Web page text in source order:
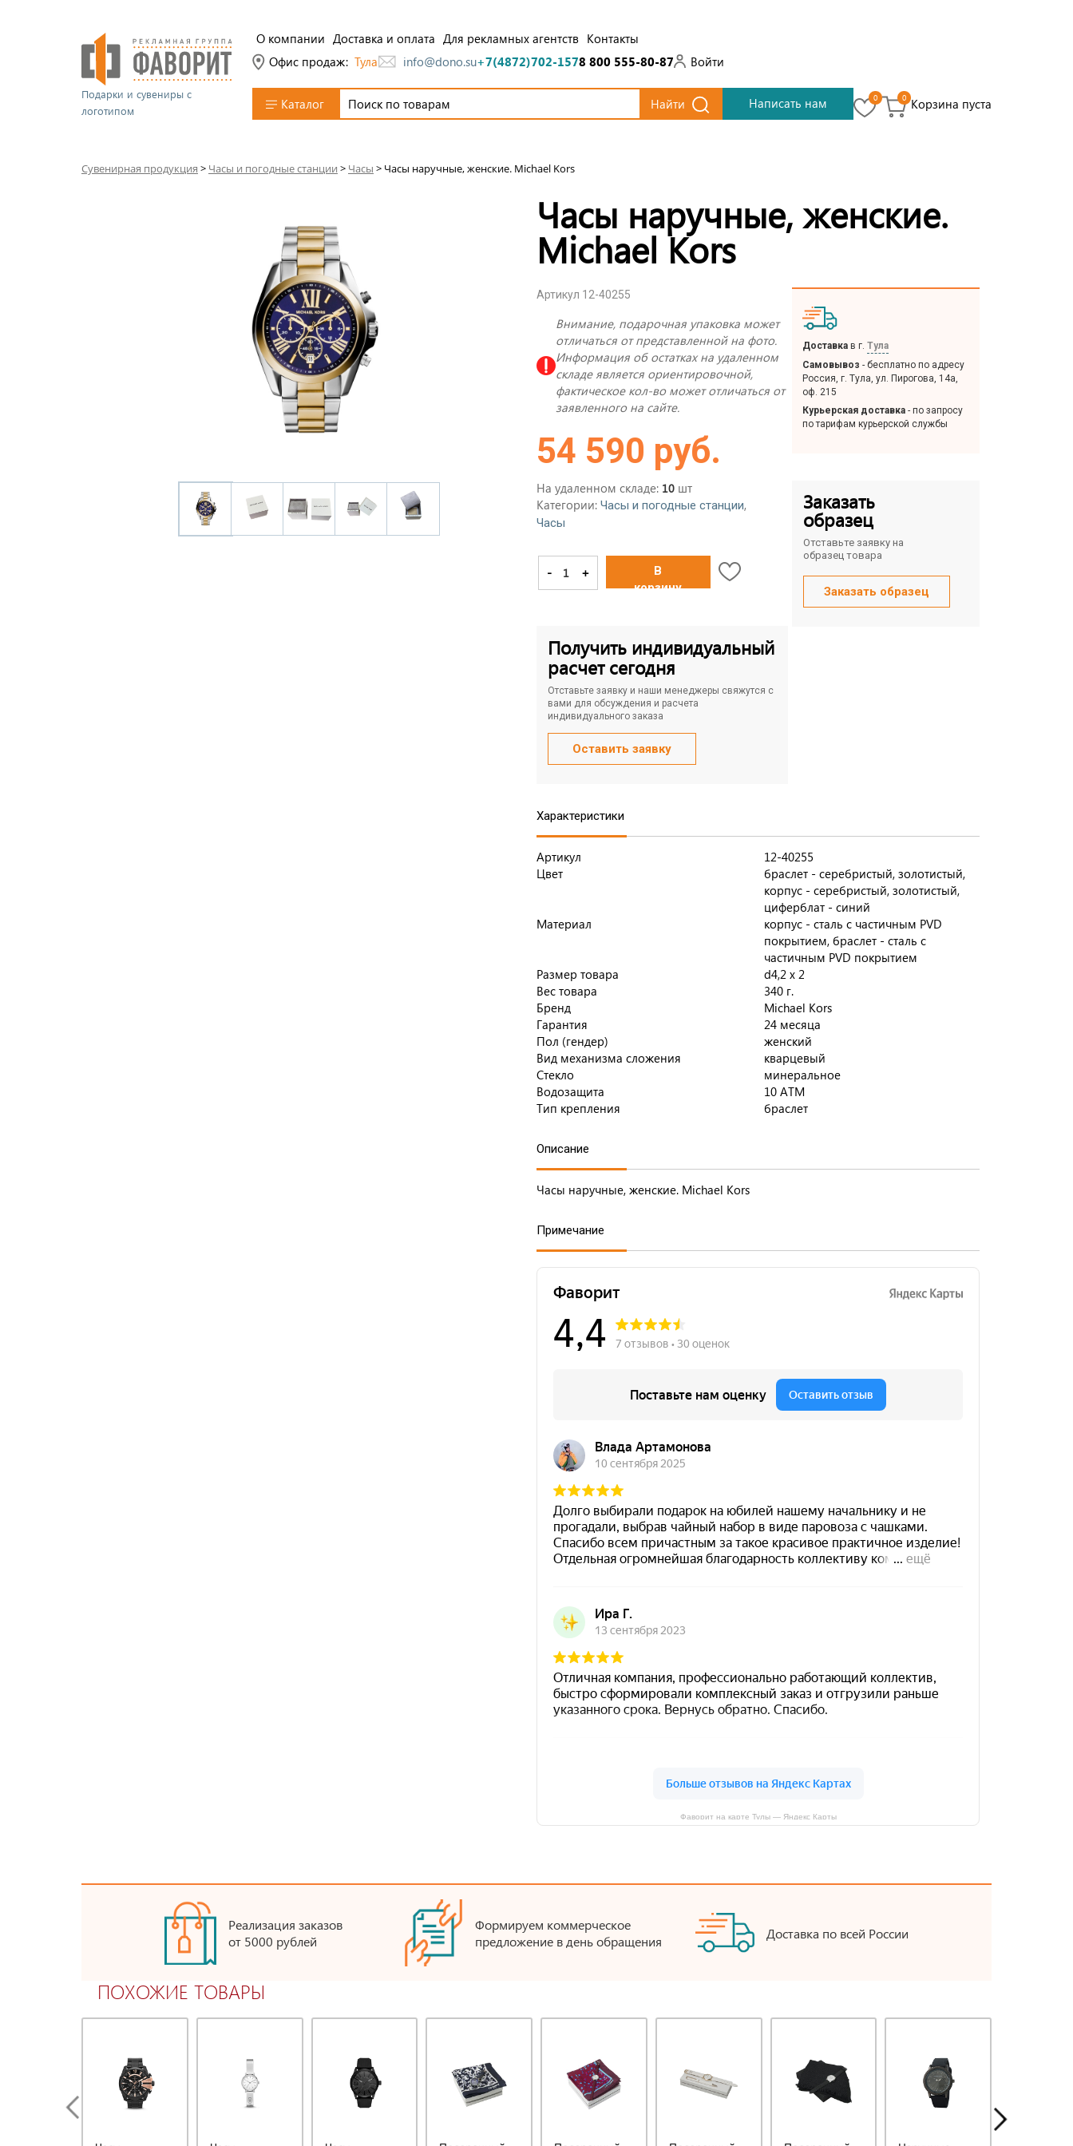
Подарки и сувениры с
логотипом
О компании Доставка и оплата Для рекламных агентств Контакты
Офис продаж: Тула info@dono.su+7(4872)702-1578 800 555-80-87 Войти
Каталог Найти Написать нам 0 0 Корзина пуста
Сувенирная продукция > Часы и погодные станции > Часы > Часы наручные, женские. Michael Kors
Часы наручные, женские.
Michael Kors
Артикул 12-40255
Внимание, подарочная упаковка может
отличаться от представленной на фото.
Информация об остатках на удаленном
складе является ориентировочной,
фактическое кол-во может отличаться от
заявленного на сайте.
54 590 руб.
На удаленном складе: 10 шт
Категории: Часы и погодные станции,
Часы
- +
В
корзину
Получить индивидуальный
расчет сегодня
Отставьте заявку и наши менеджеры свяжутся с
вами для обсуждения и расчета
индивидуального заказа
Оставить заявку
Доставка в г. Тула
Самовывоз - бесплатно по адресу
Россия, г. Тула, ул. Пирогова, 14а,
оф. 215
Курьерская доставка - по запросу
по тарифам курьерской службы
Заказать
образец
Отставьте заявку на
образец товара
Заказать образец
Характеристики
Артикул
12-40255
Цвет
браслет - серебристый, золотистый,
корпус - серебристый, золотистый,
циферблат - синий
Материал
корпус - сталь с частичным PVD
покрытием, браслет - сталь с
частичным PVD покрытием
Размер товара
d4,2 x 2
Вес товара
340 г.
Бренд
Michael Kors
Гарантия
24 месяца
Пол (гендер)
женский
Вид механизма сложения
кварцевый
Стекло
минеральное
Водозащита
10 ATM
Тип крепления
браслет
Описание
Часы наручные, женские. Michael Kors
Примечание
Фаворит на карте Тулы — Яндекс Карты
Реализация заказов
от 5000 рублей
Формируем коммерческое
предложение в день обращения
Доставка по всей России
ПОХОЖИЕ ТОВАРЫ